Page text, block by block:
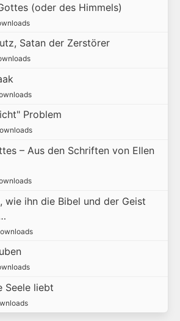
(oder des Himmels)
Satan der Zerstörer
Problem
– Aus den Schriften von Ellen
wie ihn die Bibel und der Geist
Seele liebt